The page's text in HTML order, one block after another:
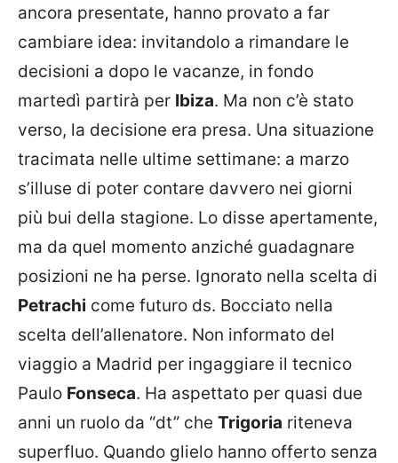
ancora presentate, hanno provato a far
cambiare idea: invitandolo a rimandare le
decisioni a dopo le vacanze, in fondo
martedì partirà per Ibiza. Ma non c’è stato
verso, la decisione era presa. Una situazione
tracimata nelle ultime settimane: a marzo
s’illuse di poter contare davvero nei giorni
più bui della stagione. Lo disse apertamente,
ma da quel momento anziché guadagnare
posizioni ne ha perse. Ignorato nella scelta di
Petrachi come futuro ds. Bocciato nella
scelta dell’allenatore. Non informato del
viaggio a Madrid per ingaggiare il tecnico
Paulo Fonseca. Ha aspettato per quasi due
anni un ruolo da “dt” che Trigoria riteneva
superfluo. Quando glielo hanno offerto senza